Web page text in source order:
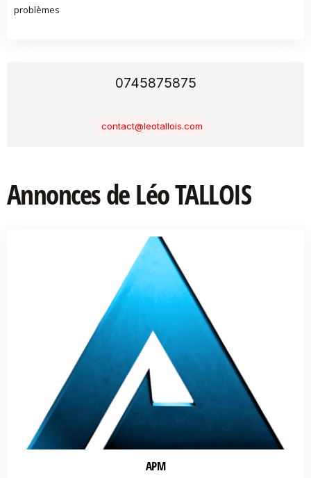
problèmes
0745875875
contact@leotallois.com
Annonces de Léo TALLOIS
APM